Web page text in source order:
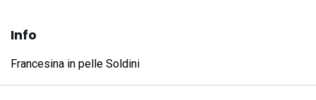
Info
Francesina in pelle Soldini